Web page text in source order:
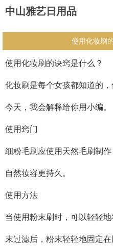
中山雅艺日用品
使用化妆刷
使用化妆刷的诀窍是什么？
化妆刷是每个女孩都知道的
今天，我会解释给你用小编。
使用窍门
细粉毛刷应使用天然毛刷制
自然妆容更持久。
使用方法
当使用粉末刷时，可以轻轻
末过滤后，粉末轻轻地固定